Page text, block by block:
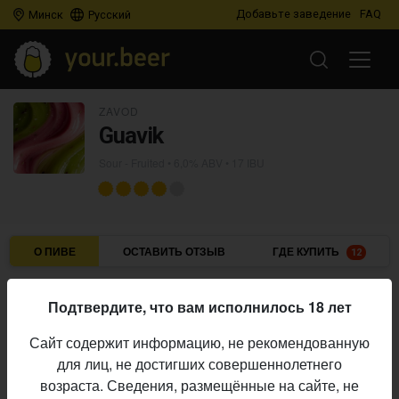
Минск Русский Добавьте заведение FAQ
Guavik
О ПИВЕ ОСТАВИТЬ ОТЗЫВ ГДЕ КУПИТЬ 12
Пивоварня:
Zavod
Алкоголь:
6,0%
Горечь:
17 IBU
Подтвердите, что вам исполнилось 18 лет
Сайт содержит информацию, не рекомендованную
для лиц, не достигших совершеннолетнего
возраста. Сведения, размещённые на сайте, не